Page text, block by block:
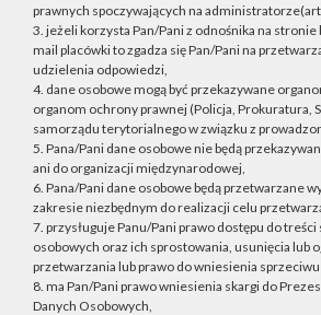
prawnych spoczywających na
3. jeżeli korzysta Pan/Pani z odnośnika na
mail placówki to zgadza się Pan/Pani na
udzielenia odpowiedzi,
4. dane osobowe mogą być przekazywane
organom ochrony prawnej (Policja, Prokuratura,
samorządu terytorialnego w związku z
5. Pana/Pani dane osobowe nie będą
ani do organizacji międzynarodowej,
6. Pana/Pani dane osobowe będą przetwarzane
zakresie niezbędnym do realizacji celu
7. przysługuje Panu/Pani prawo dostępu do
osobowych oraz ich sprostowania, usunięcia lub
przetwarzania lub prawo do wniesienia
8. ma Pan/Pani prawo wniesienia skargi do
Danych Osobowych,